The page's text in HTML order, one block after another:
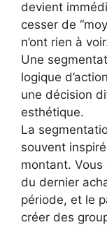
devient
cesser de
n’ont rien à
Une
logique
une décision
esthétique.
La
souvent
montant.
du dernier
période, et le
créer des